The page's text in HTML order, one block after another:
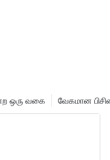
வேகமான
ஒரு வகை